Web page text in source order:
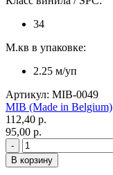
34
М.кв в упаковке:
2.25 м/уп
Артикул: MIB-0049
MIB (Made in Belgium)
112,40 p.
95,00 p.